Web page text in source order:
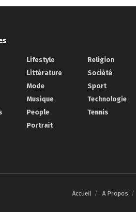
Lifestyle
Littérature
Mode
Musique
People
Portrait
Religion
Société
Sport
Technologie
Tennis
Accueil A Propos